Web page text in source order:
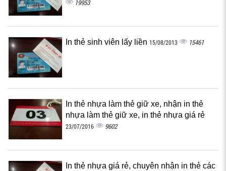
19953
In thẻ sinh viên lấy liền 15/08/2013 15461
In thẻ nhựa làm thẻ giữ xe, nhận in thẻ
nhựa làm thẻ giữ xe, in thẻ nhựa giá rẻ
23/07/2016 9602
In thẻ nhựa giá rẻ, chuyên nhận in thẻ các